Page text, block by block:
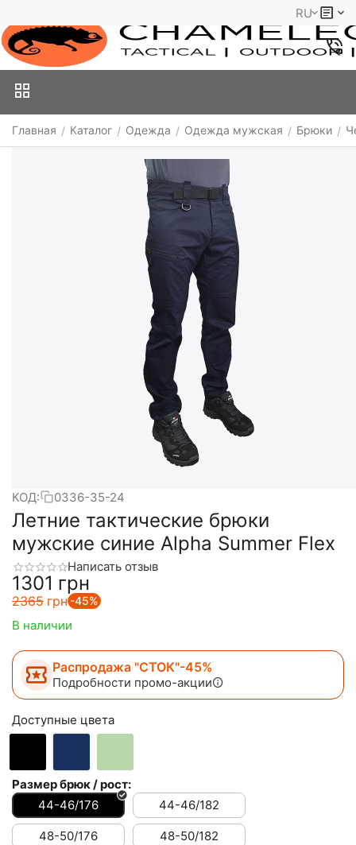
RU
Главная / Каталог / Одежда / Одежда мужская / Брюки /
КОД: 0336-35-24
Летние тактические брюки
мужские синие Alpha Summer Flex
Написать отзыв
‍1301‍ грн
‍2365‍ грн -45%
В наличии
Распродажа "СТОК"-45%
Подробности промо-акции
Доступные цвета
Размер брюк / рост:
44-46/176
44-46/182
48-50/176 48-50/182